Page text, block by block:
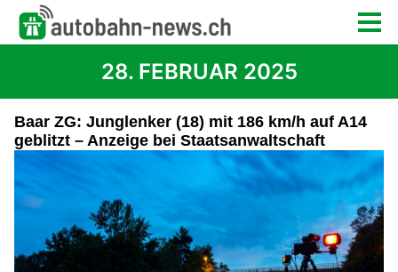
28. FEBRUAR 2025
Baar ZG: Junglenker (18) mit 186 km/h auf A14
geblitzt – Anzeige bei Staatsanwaltschaft